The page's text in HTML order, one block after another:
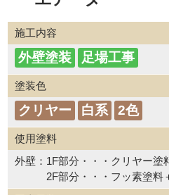
施工内容
外壁塗装 足場工事
塗装色
クリヤー 白系 2色
使用塗料
外壁：1F部分・・・クリヤー塗
2F部分・・・フッ素塗料＋